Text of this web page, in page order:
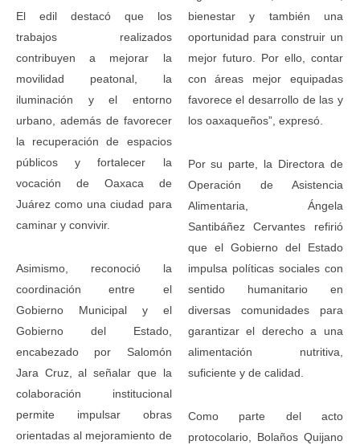
El edil destacó que los
trabajos realizados
contribuyen a mejorar la
movilidad peatonal, la
iluminación y el entorno
urbano, además de favorecer
la recuperación de espacios
públicos y fortalecer la
vocación de Oaxaca de
Juárez como una ciudad para
caminar y convivir.
Asimismo, reconoció la
coordinación entre el
Gobierno Municipal y el
Gobierno del Estado,
encabezado por Salomón
Jara Cruz, al señalar que la
colaboración institucional
permite impulsar obras
orientadas al mejoramiento de
bienestar y también una
oportunidad para construir un
mejor futuro. Por ello, contar
con áreas mejor equipadas
favorece el desarrollo de las y
los oaxaqueños”, expresó.
Por su parte, la Directora de
Operación de Asistencia
Alimentaria, Ángela
Santibáñez Cervantes refirió
que el Gobierno del Estado
impulsa políticas sociales con
sentido humanitario en
diversas comunidades para
garantizar el derecho a una
alimentación nutritiva,
suficiente y de calidad.
Como parte del acto
protocolario, Bolaños Quijano